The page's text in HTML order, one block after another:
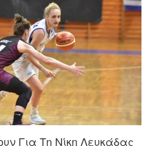
Για Τη Νίκη Λευκάδας